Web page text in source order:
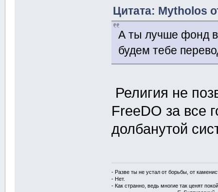
Цитата: Mytholos
А ты лучше фонд
будем тебе
Религия не
FreeDO за все
долбанутой
- Разве ты не устал от борьбы, от
- Нет.
- Как странно, ведь многие так ценят